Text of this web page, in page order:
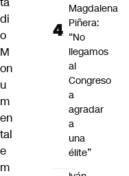
di
o
M
on
u
m
en
tal
e
m
Magdalena
Piñera:
“No
llegamos
al
Congreso
a
agradar
a
una
élite”